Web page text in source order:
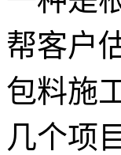
帮客户
包料施
几个项